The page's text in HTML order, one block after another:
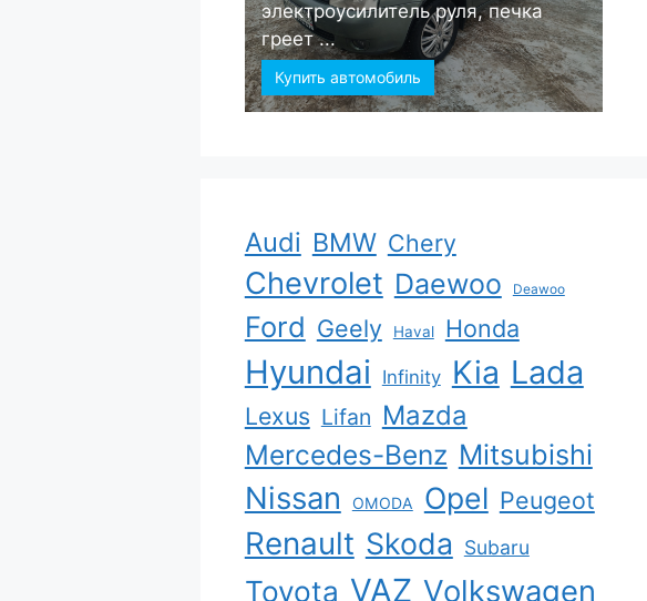
электроусилитель руля, печка
греет ...
Купить автомобиль
Audi BMW Chery
Chevrolet Daewoo Deawoo
Ford Geely Haval Honda
Hyundai Infinity Kia Lada
Lexus Lifan Mazda
Mercedes-Benz Mitsubishi
Nissan OMODA Opel Peugeot
Renault Skoda Subaru
Toyota VAZ Volkswagen